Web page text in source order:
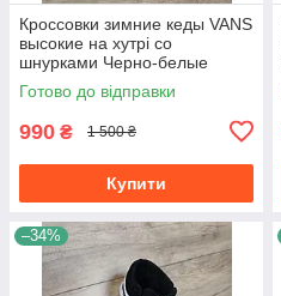
Кроссовки зимние кеды VANS
высокие на хутрі со
шнурками Черно-белые
унисекс унисекс теплые
Готово до відправки
990 ₴ 1 500 ₴
Купити
–34%